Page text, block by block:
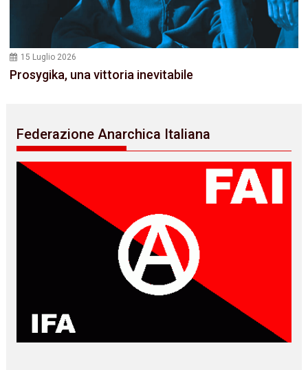
15 Luglio 2026
Prosygika, una vittoria inevitabile
Federazione Anarchica Italiana